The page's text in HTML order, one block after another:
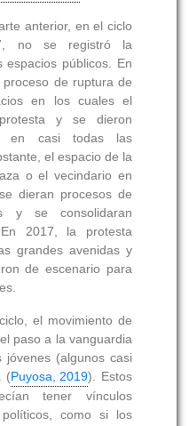
anterior, en el ciclo
no se registró la
espacios públicos. En
de ruptura de
en los cuales el
y se dieron
en casi todas las
el espacio de la
o el vecindario en
dieran procesos de
y se consolidaran
2017, la protesta
grandes avenidas y
de escenario para
el movimiento de
paso a la vanguardia
(algunos casi
(Puyosa, 2019). Estos
tener vínculos
como si los